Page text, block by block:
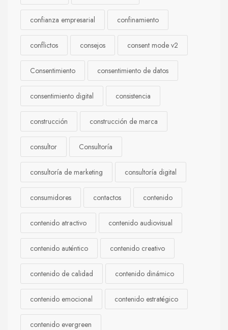
confianza empresarial confinamiento
conflictos consejos consent mode v2
Consentimiento consentimiento de datos
consentimiento digital consistencia
construcción construcción de marca
consultor Consultoría
consultoría de marketing consultoría digital
consumidores contactos contenido
contenido atractivo contenido audiovisual
contenido auténtico contenido creativo
contenido de calidad contenido dinámico
contenido emocional contenido estratégico
contenido evergreen